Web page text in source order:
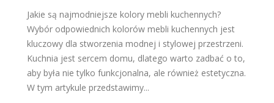
Jakie są najmodniejsze kolory mebli kuchennych?
Wybór odpowiednich kolorów mebli kuchennych jest
kluczowy dla stworzenia modnej i stylowej przestrzeni.
Kuchnia jest sercem domu, dlatego warto zadbać o to,
aby była nie tylko funkcjonalna, ale również estetyczna.
W tym artykule przedstawimy...